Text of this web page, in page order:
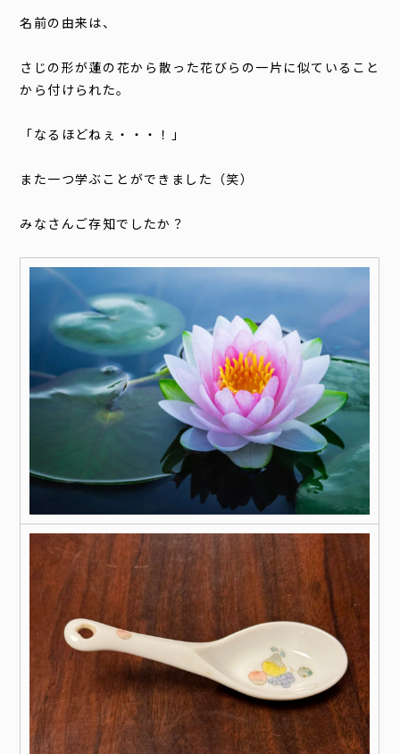
名前の由来は、
さじの形が蓮の花から散った花びらの一片に似ていること
から付けられた。
「なるほどねぇ・・・！」
また一つ学ぶことができました（笑）
みなさんご存知でしたか？